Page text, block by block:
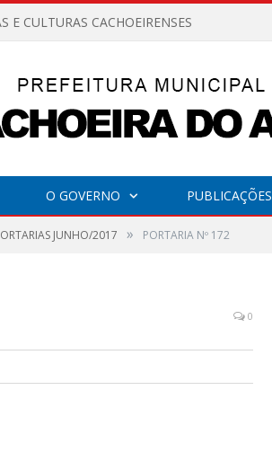
E CULTURAS CACHOEIRENSES
O GOVERNO PUBLICAÇÕES
JUNHO/2017 » PORTARIA Nº 172
0